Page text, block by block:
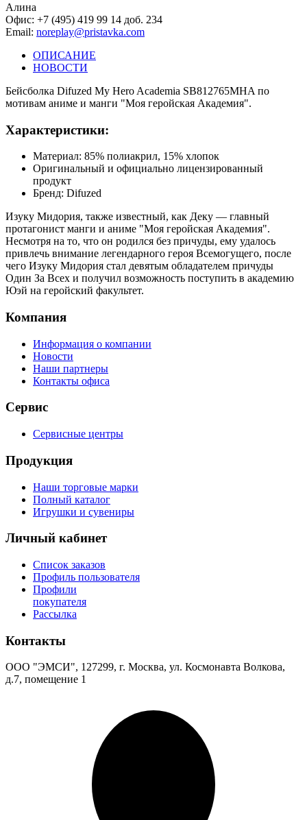
Алина
Офис: +7 (495) 419 99 14 доб. 234
Email: noreplay@pristavka.com
ОПИСАНИЕ
НОВОСТИ
Бейсболка Difuzed My Hero Academia SB812765MHA по
мотивам аниме и манги "Моя геройская Академия".
Характеристики:
Материал: 85% полиакрил, 15% хлопок
Оригинальный и официально лицензированный
продукт
Бренд: Difuzed
Изуку Мидория, также известный, как Деку — главный
протагонист манги и аниме "Моя геройская Академия".
Несмотря на то, что он родился без причуды, ему удалось
привлечь внимание легендарного героя Всемогущего, после
чего Изуку Мидория стал девятым обладателем причуды
Один За Всех и получил возможность поступить в академию
Юэй на геройский факультет.
Компания
Информация о компании
Новости
Наши партнеры
Контакты офиса
Сервис
Сервисные центры
Продукция
Наши торговые марки
Полный каталог
Игрушки и сувениры
Личный кабинет
Список заказов
Профиль пользователя
Профили
покупателя
Рассылка
Контакты
ООО "ЭМСИ", 127299, г. Москва, ул. Космонавта Волкова,
д.7, помещение 1